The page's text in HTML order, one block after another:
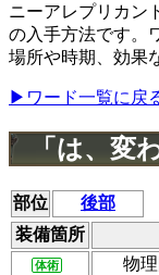
ニーアレプリカン
の入手方法です。
場所や時期、効果
▶ワード一覧に戻
「は、変
部位
後部
装備箇所
体術
物